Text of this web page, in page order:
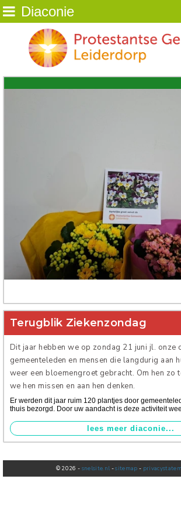
Home
Wie zijn wij
NIEUWS
Beeld
ANBI /Veilige Gemeente
Verhuur
Protestantse
van
Leiderdorp
071-5890259
Diaconie
Terugblik Ziekenzondag
Dit jaar hebben we op zondag 21 juni jl. onze
gemeenteleden en mensen die langdurig aan
weer een bloemengroet gebracht. Om hen zo
we hen missen en aan hen denken.
Er werden dit jaar ruim 120 plantjes door
thuis bezorgd. Door uw aandacht is deze activiteit
© 2026 - snelsite.nl -sitemap -